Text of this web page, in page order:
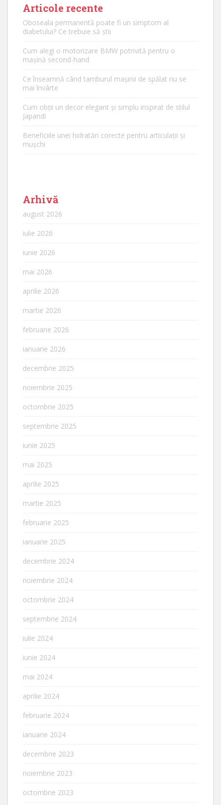
Articole recente
Oboseala permanentă poate fi un simptom al
diabetului? Ce trebuie să știi
Cum alegi o motorizare BMW potrivită pentru o
mașină second-hand
Ce înseamnă când tamburul mașinii de spălat nu se
mai învârte
Cum obții un decor elegant și simplu inspirat de stilul
Japandi
Beneficiile unei hidratări corecte pentru articulații și
mușchi
Arhivă
august 2026
iulie 2026
iunie 2026
mai 2026
aprilie 2026
martie 2026
februarie 2026
ianuarie 2026
decembrie 2025
noiembrie 2025
octombrie 2025
septembrie 2025
iunie 2025
mai 2025
aprilie 2025
martie 2025
februarie 2025
ianuarie 2025
decembrie 2024
noiembrie 2024
octombrie 2024
septembrie 2024
iulie 2024
iunie 2024
mai 2024
aprilie 2024
februarie 2024
ianuarie 2024
decembrie 2023
noiembrie 2023
octombrie 2023